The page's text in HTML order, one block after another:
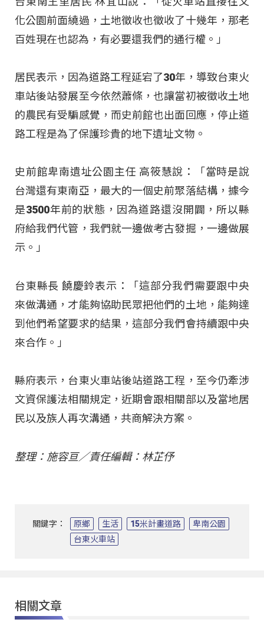
化公園前面繞過，土地徵收也徵收了十幾年，那老
百姓現在也認為，有必要還我們的通行權。」
居民表示，因為道路工程延宕了30年，導致台東火
車站後站發展至今依然蕭條，也讓當初被徵收土地
的農民有受騙感覺，而史前館也出面回應，停止道
路工程是為了保護珍貴的地下遺址文物。
史前館卑南遺址公園主任 高筱慧說：「當時是說
台灣還有東南亞，最大的一個史前聚落結構，據今
是3500年前的狀態，因為道路還沒開闢，所以縣
府給我們代管，我們就一邊做考古發掘，一邊做展
示。」
台東縣長 饒慶鈴表示：「這部分我們需要跟中央
來做溝通，才能夠協助民眾把他們的土地，能夠達
到他們希望要求的結果，這部分我們會持續跟中央
來合作。」
縣府表示，台東火車站後站道路工程，至今仍牽涉
文資保護法相關規定，近期會跟相關部以及當地居
民以及族人再次溝通，共商解決方案。
整理：施容亘／責任編輯：林芷伃
關鍵字： 原鄉 生活 15米計畫道路
卑南公園
台東火車站
相關文章